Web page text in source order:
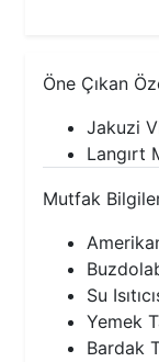
Öne Çıkan
Jakuzi
Langırt
Mutfak
Su
Yemek
Bardak